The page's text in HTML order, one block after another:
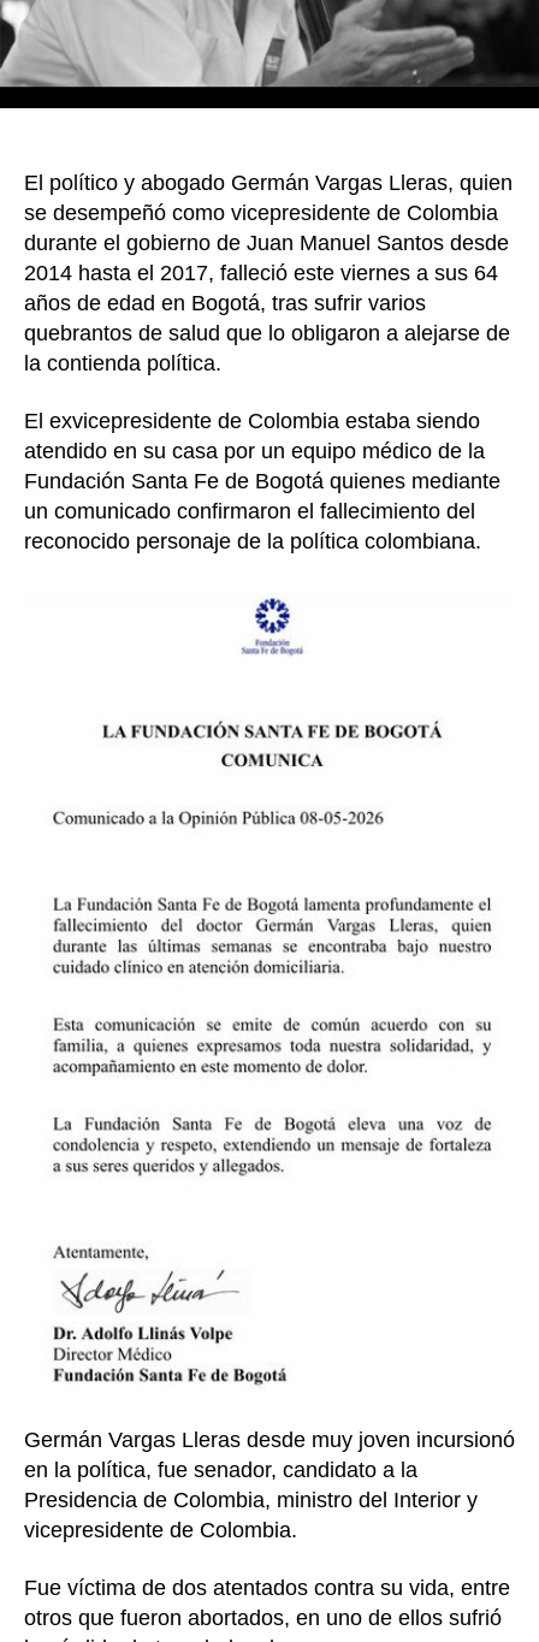
Lleras
El político y abogado Germán Vargas Lleras, quien
se desempeñó como vicepresidente de Colombia
durante el gobierno de Juan Manuel Santos desde
2014 hasta el 2017, falleció este viernes a sus 64
años de edad en Bogotá, tras sufrir varios
quebrantos de salud que lo obligaron a alejarse de
la contienda política.
El exvicepresidente de Colombia estaba siendo
atendido en su casa por un equipo médico de la
Fundación Santa Fe de Bogotá quienes mediante
un comunicado confirmaron el fallecimiento del
reconocido personaje de la política colombiana.
Germán Vargas Lleras desde muy joven incursionó
en la política, fue senador, candidato a la
Presidencia de Colombia, ministro del Interior y
vicepresidente de Colombia.
Fue víctima de dos atentados contra su vida, entre
otros que fueron abortados, en uno de ellos sufrió